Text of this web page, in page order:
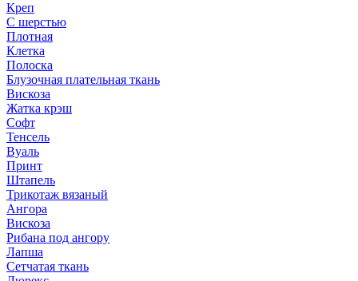
Креп
С шерстью
Плотная
Клетка
Полоска
Блузочная плательная ткань
Вискоза
Жатка крэш
Софт
Тенсель
Вуаль
Принт
Штапель
Трикотаж вязаный
Ангора
Вискоза
Рибана под ангору
Лапша
Сетчатая ткань